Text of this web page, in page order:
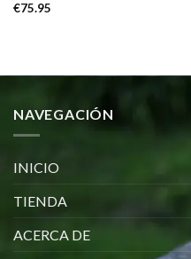
€75.95
NAVEGACIÓN
INICIO
TIENDA
ACERCA DE